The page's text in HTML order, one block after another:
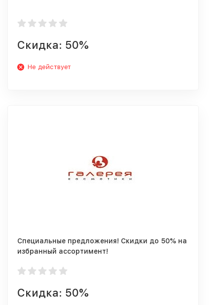
Скидка: 50%
Не действует
Специальные предложения! Скидки до 50% на
избранный ассортимент!
Скидка: 50%